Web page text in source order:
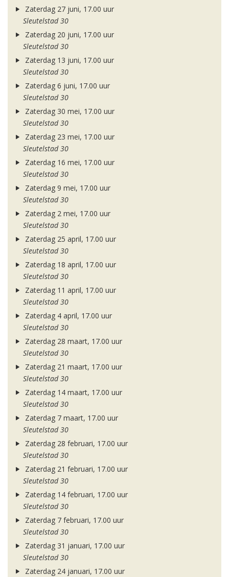
Zaterdag 27 juni, 17.00 uur
Sleutelstad 30
Zaterdag 20 juni, 17.00 uur
Sleutelstad 30
Zaterdag 13 juni, 17.00 uur
Sleutelstad 30
Zaterdag 6 juni, 17.00 uur
Sleutelstad 30
Zaterdag 30 mei, 17.00 uur
Sleutelstad 30
Zaterdag 23 mei, 17.00 uur
Sleutelstad 30
Zaterdag 16 mei, 17.00 uur
Sleutelstad 30
Zaterdag 9 mei, 17.00 uur
Sleutelstad 30
Zaterdag 2 mei, 17.00 uur
Sleutelstad 30
Zaterdag 25 april, 17.00 uur
Sleutelstad 30
Zaterdag 18 april, 17.00 uur
Sleutelstad 30
Zaterdag 11 april, 17.00 uur
Sleutelstad 30
Zaterdag 4 april, 17.00 uur
Sleutelstad 30
Zaterdag 28 maart, 17.00 uur
Sleutelstad 30
Zaterdag 21 maart, 17.00 uur
Sleutelstad 30
Zaterdag 14 maart, 17.00 uur
Sleutelstad 30
Zaterdag 7 maart, 17.00 uur
Sleutelstad 30
Zaterdag 28 februari, 17.00 uur
Sleutelstad 30
Zaterdag 21 februari, 17.00 uur
Sleutelstad 30
Zaterdag 14 februari, 17.00 uur
Sleutelstad 30
Zaterdag 7 februari, 17.00 uur
Sleutelstad 30
Zaterdag 31 januari, 17.00 uur
Sleutelstad 30
Zaterdag 24 januari, 17.00 uur